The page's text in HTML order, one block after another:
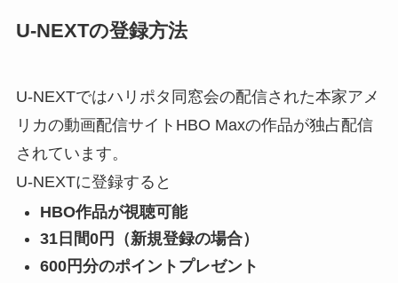
U-NEXTの登録方法
U-NEXTではハリポタ同窓会の配信された本家アメ
リカの動画配信サイトHBO Maxの作品が独占配信
されています。
U-NEXTに登録すると
HBO作品が視聴可能
31日間0円（新規登録の場合）
600円分のポイントプレゼント